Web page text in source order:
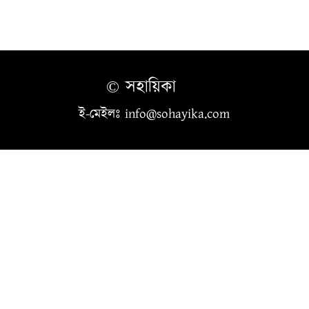
© সহায়িকা
ই-মেইলঃ info@sohayika.com